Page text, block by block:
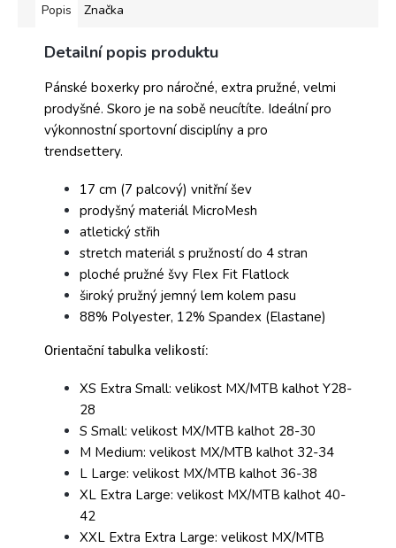
Popis Značka
Detailní popis produktu
Pánské boxerky pro náročné, extra pružné, velmi
prodyšné. Skoro je na sobě neucítíte. Ideální pro
výkonnostní sportovní disciplíny a pro
trendsettery.
17 cm (7 palcový) vnitřní šev
prodyšný materiál MicroMesh
atletický střih
stretch materiál s pružností do 4 stran
ploché pružné švy Flex Fit Flatlock
široký pružný jemný lem kolem pasu
88% Polyester, 12% Spandex (Elastane)
Orientační tabulka velikostí:
XS Extra Small: velikost MX/MTB kalhot Y28-
28
S Small: velikost MX/MTB kalhot 28-30
M Medium: velikost MX/MTB kalhot 32-34
L Large: velikost MX/MTB kalhot 36-38
XL Extra Large: velikost MX/MTB kalhot 40-
42
XXL Extra Extra Large: velikost MX/MTB